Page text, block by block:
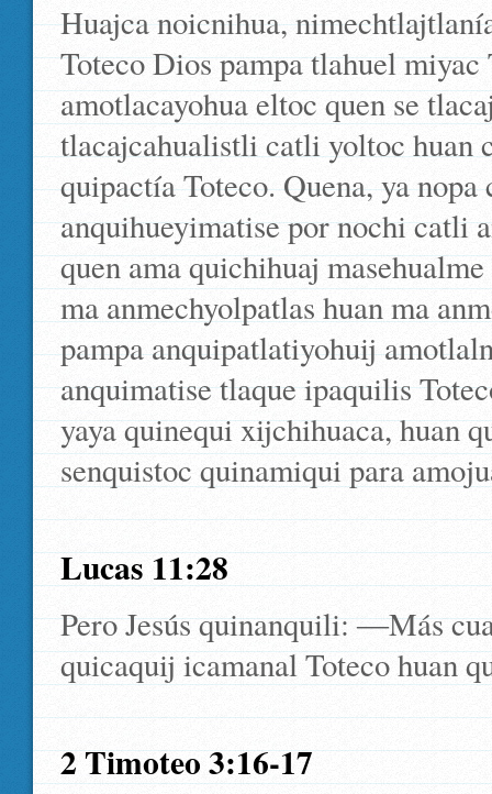
Huajca noicnihua,
Toteco Dios pampa tlahuel
amotlacayohua eltoc quen se
tlacajcahualistli catli yoltoc huan
quipactía Toteco. Quena, ya
anquihueyimatise por nochi catli
quen ama quichihuaj
ma anmechyolpatlas huan ma
pampa anquipatlatiyohuij
anquimatise tlaque ipaquilis
yaya quinequi xijchihuaca, huan
senquistoc quinamiqui para
Lucas 11:28
Pero Jesús quinanquili: ―Más
quicaquij icamanal Toteco huan
2 Timoteo 3:16-17